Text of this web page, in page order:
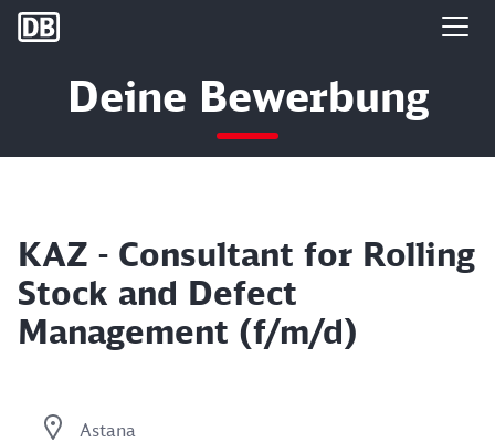
DB Group
Deine Bewerbung
KAZ - Consultant for Rolling
Stock and Defect
Management (f/m/d)
Astana